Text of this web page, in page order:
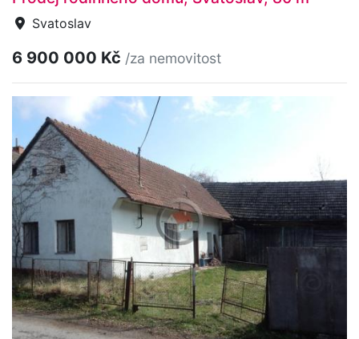
Svatoslav
6 900 000 Kč /za nemovitost